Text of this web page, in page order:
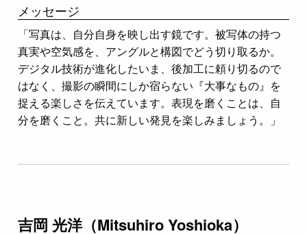
メッセージ
「写真は、自分自身を映し出す鏡です。被写体の持つ
真実や空気感を、アングルと構図でどう切り取るか。
デジタル技術が進化したいま、後加工に頼り切るので
はなく、撮影の瞬間にしか宿らない『大事なもの』を
捉える楽しさを伝えています。表現を磨くことは、自
分を磨くこと。共に新しい発見を楽しみましょう。」
吉岡 光洋（Mitsuhiro Yoshioka）